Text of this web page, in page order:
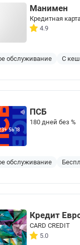
Манимен
Кредитная
4.9
обслуживание С
ПСБ
180 дней без %
обслуживание
Кредит
CARD CREDIT
5.0